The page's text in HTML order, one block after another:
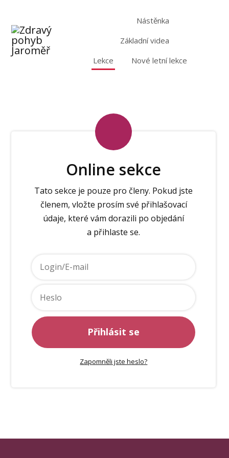
Nástěnka
Základní videa
Lekce
Nové letní lekce
Online sekce
Tato sekce je pouze pro členy. Pokud jste
členem, vložte prosím své přihlašovací
údaje, které vám dorazili po objedání
a přihlaste se.
Přihlásit se
Zapomněli jste heslo?